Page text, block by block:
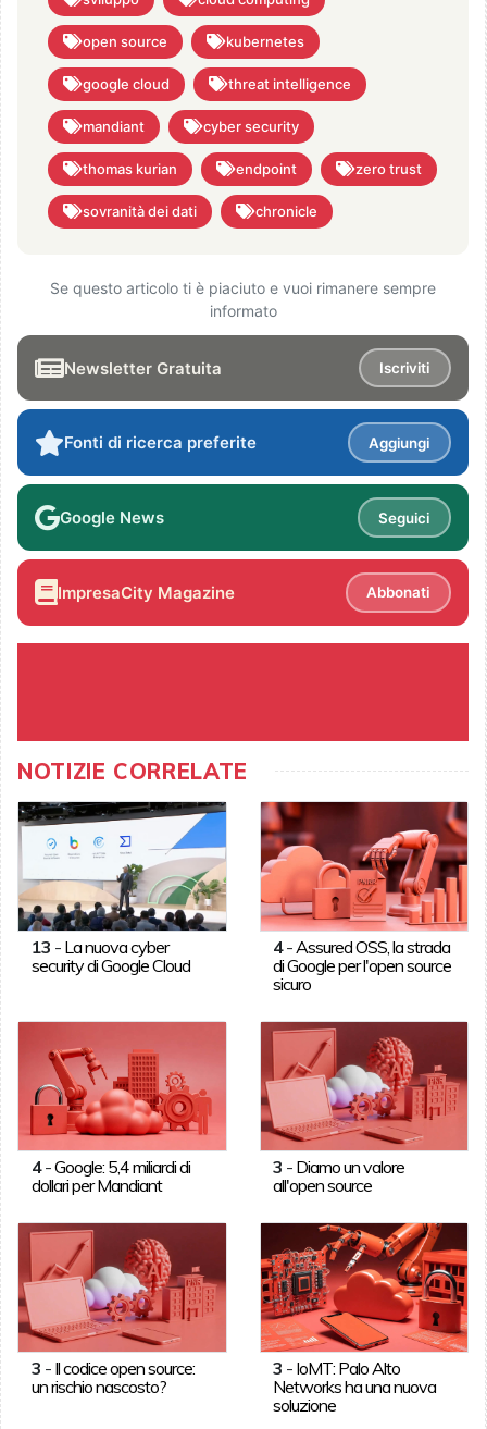
open source kubernetes
google cloud threat intelligence
mandiant cyber security
thomas kurian endpoint zero trust
sovranità dei dati chronicle
Se questo articolo ti è piaciuto e vuoi rimanere sempre
informato
Newsletter Gratuita Iscriviti
Fonti di ricerca preferite Aggiungi
Google News Seguici
ImpresaCity Magazine Abbonati
NOTIZIE CORRELATE
13 - La nuova cyber
security di Google Cloud
4-Assured OSS, la strada
di Google per l'open source
sicuro
4-Google: 5,4 miliardi di
dollari per Mandiant
3 - Diamo un valore
all'open source
3 - Il codice open source:
un rischio nascosto?
3 - IoMT: Palo Alto
Networks ha una nuova
soluzione